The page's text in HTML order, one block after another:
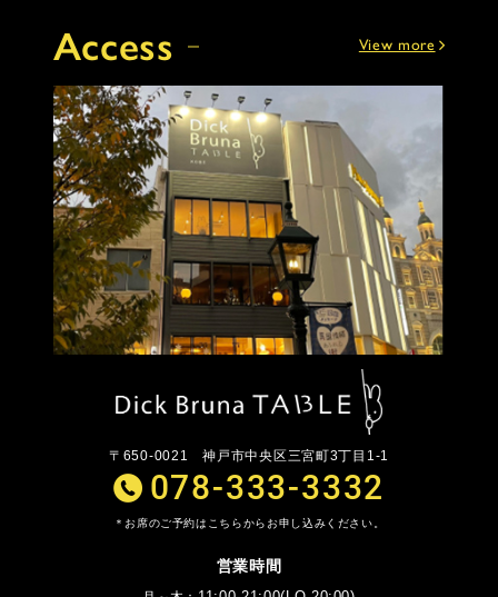
Access View more
〒650-0021神戸市中央区三宮町3丁目1-1
078-333-3332
お席のご予約はこちらからお申し込みください。
営業時間